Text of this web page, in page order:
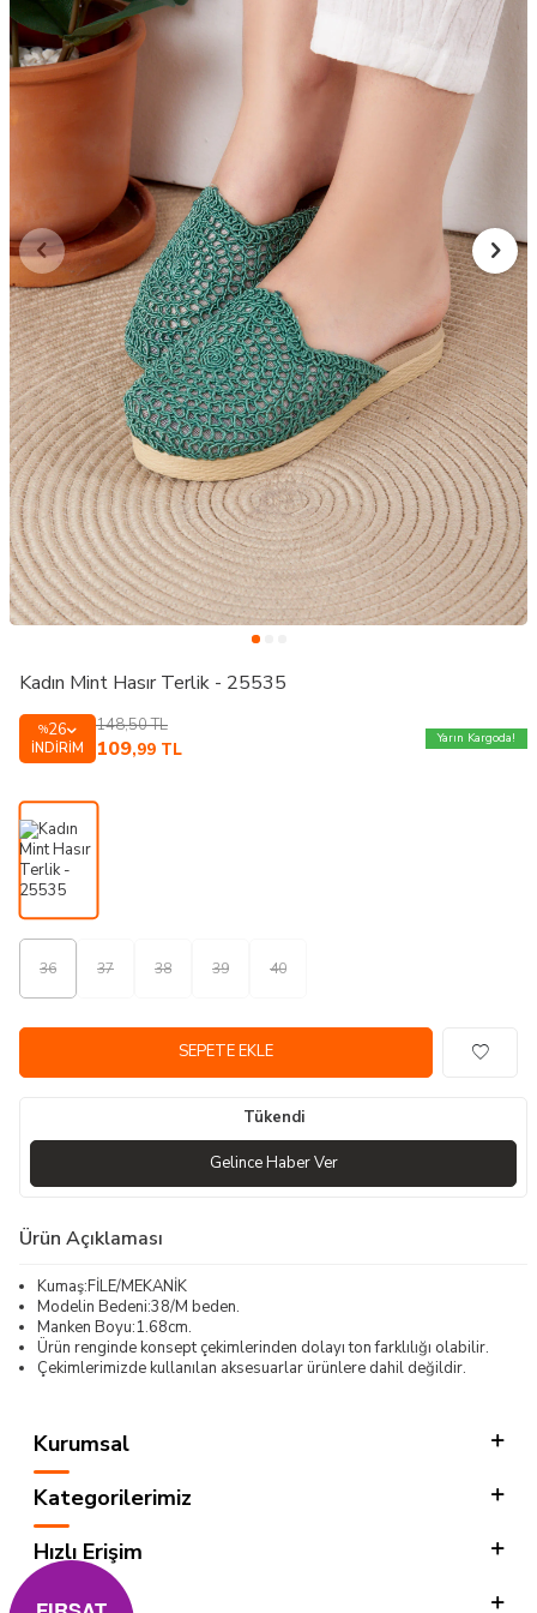
Kadın Mint Hasır Terlik - 25535
%26
İNDIRIM
148,50TL
109,99 TL
Yarın Kargoda!
36 37 38 39 40
SEPETE EKLE
Tükendi
Gelince Haber Ver
Ürün Açıklaması
Kumaş:FİLE/MEKANİK
Modelin Bedeni:38/M beden.
Manken Boyu:1.68cm.
Ürün renginde konsept çekimlerinden dolayı ton farklılığı olabilir.
Çekimlerimizde kullanılan aksesuarlar ürünlere dahil değildir.
Kurumsal
Kategorilerimiz
Hızlı Erişim
Sosyal